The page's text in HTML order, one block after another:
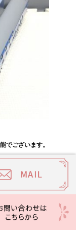
でございます。